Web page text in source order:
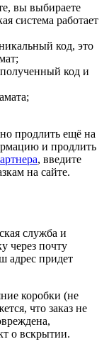
вы выбираете
система работает
код, это
код и
продлить ещё на
и продлить
, введите
на сайте.
служба и
через почту
адрес придет
коробки (не
что заказ не
о вскрытии.